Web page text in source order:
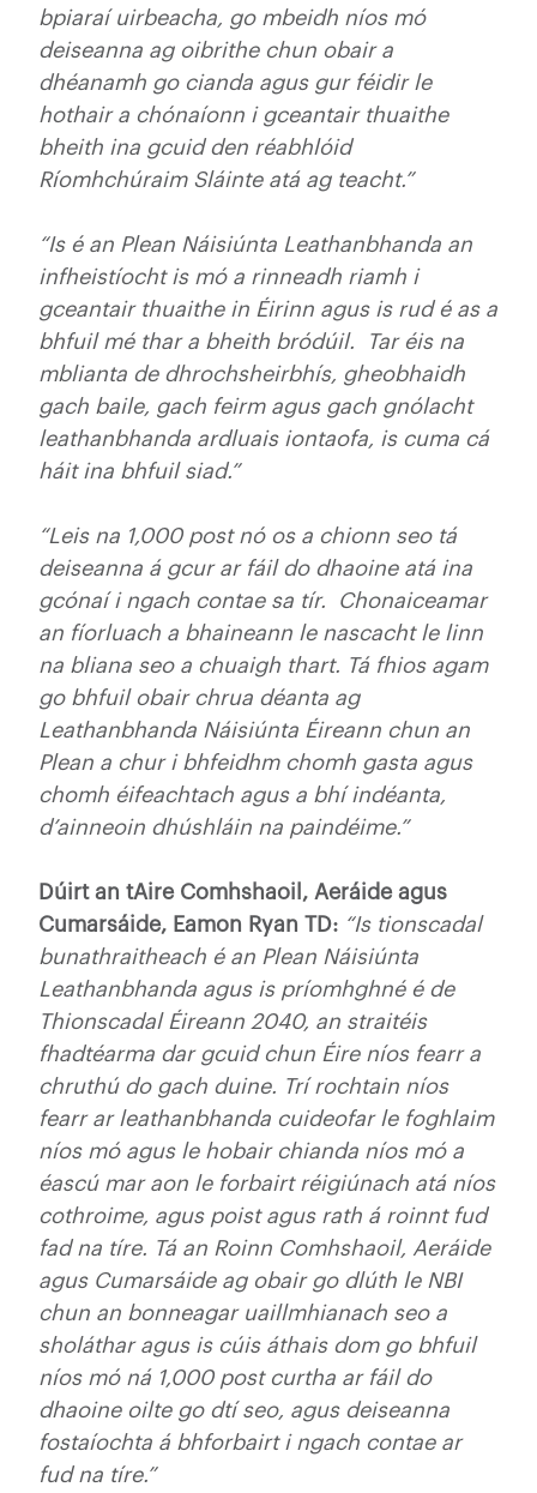
bpiaraí uirbeacha, go mbeidh níos mó
deiseanna ag oibrithe chun obair a
dhéanamh go cianda agus gur féidir le
hothair a chónaíonn i gceantair thuaithe
bheith ina gcuid den réabhlóid
Ríomhchúraim Sláinte atá ag teacht.”
“Is é an Plean Náisiúnta Leathanbhanda an
infheistíocht is mó a rinneadh riamh i
gceantair thuaithe in Éirinn agus is rud é as a
bhfuil mé thar a bheith bródúil. Tar éis na
mblianta de dhrochsheirbhís, gheobhaidh
gach baile, gach feirm agus gach gnólacht
leathanbhanda ardluais iontaofa, is cuma cá
háit ina bhfuil siad.”
“Leis na 1,000 post nó os a chionn seo tá
deiseanna á gcur ar fáil do dhaoine atá ina
gcónaí i ngach contae sa tír. Chonaiceamar
an fíorluach a bhaineann le nascacht le linn
na bliana seo a chuaigh thart. Tá fhios agam
go bhfuil obair chrua déanta ag
Leathanbhanda Náisiúnta Éireann chun an
Plean a chur i bhfeidhm chomh gasta agus
chomh éifeachtach agus a bhí indéanta,
d’ainneoin dhúshláin na paindéime.”
Dúirt an tAire Comhshaoil, Aeráide agus
Cumarsáide, Eamon Ryan TD: “Is tionscadal
bunathraitheach é an Plean Náisiúnta
Leathanbhanda agus is príomhghné é de
Thionscadal Éireann 2040, an straitéis
fhadtéarma dar gcuid chun Éire níos fearr a
chruthú do gach duine. Trí rochtain níos
fearr ar leathanbhanda cuideofar le foghlaim
níos mó agus le hobair chianda níos mó a
éascú mar aon le forbairt réigiúnach atá níos
cothroime, agus poist agus rath á roinnt fud
fad na tíre. Tá an Roinn Comhshaoil, Aeráide
agus Cumarsáide ag obair go dlúth le NBI
chun an bonneagar uaillmhianach seo a
sholáthar agus is cúis áthais dom go bhfuil
níos mó ná 1,000 post curtha ar fáil do
dhaoine oilte go dtí seo, agus deiseanna
fostaíochta á bhforbairt i ngach contae ar
fud na tíre.”